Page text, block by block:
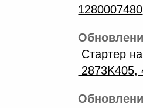
1280007480
Стартер
2873K405,